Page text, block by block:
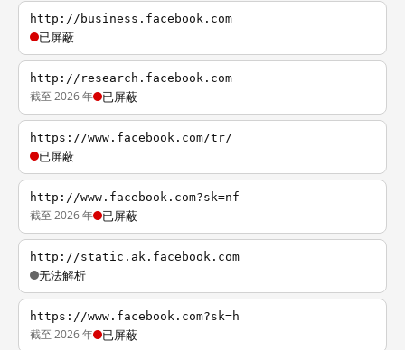
http://business.facebook.com
已屏蔽
http://research.facebook.com
截至 2026 年 已屏蔽
https://www.facebook.com/tr/
已屏蔽
http://www.facebook.com?sk=nf
截至 2026 年 已屏蔽
http://static.ak.facebook.com
无法解析
https://www.facebook.com?sk=h
截至 2026 年 已屏蔽